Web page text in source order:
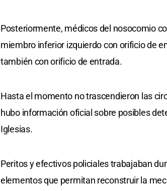
Posteriormente, médicos del nosocomio
miembro inferior izquierdo con orificio de
también con orificio de entrada.
Hasta el momento no trascendieron las
hubo información oficial sobre posibles
Iglesias.
Peritos y efectivos policiales trabajaban
elementos que permitan reconstruir la